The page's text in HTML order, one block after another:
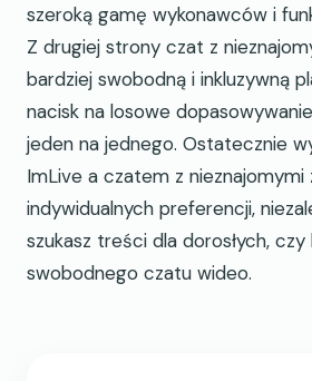
szeroką gamę wykonawców i
Z drugiej strony czat z
bardziej swobodną i inkluzywną
nacisk na losowe
jeden na jednego. Ostatecznie
ImLive a czatem z nieznajomymi
indywidualnych preferencji,
szukasz treści dla dorosłych, czy
swobodnego czatu wideo.